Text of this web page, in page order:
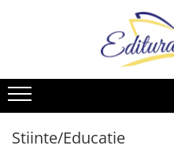
Capital
Evenimentul Zilei
Artă
Beletristică
Cărți
Reviste
Capital
Evenimentul Istoric
electronice
Reviste
Comunicate
Cărți
Reviste
Stiinte/Educatie